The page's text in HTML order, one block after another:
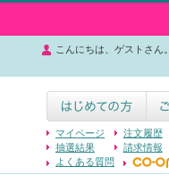
こんにちは、ゲストさん。
マイページ 注文履歴
抽選結果
請求情報
よくある質問